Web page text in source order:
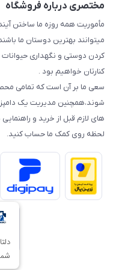
مختصری درباره فروشگاه
مأموریت همه روزه ما ساختن
میتوانند بهترین دوستان ما
کردن دوستی و نگهداری
کنارتان خواهیم بود .
سعی ما بر آن است که تمامی
شوند،همچنین مدیریت یک
های لازم قبل از خرید و
لحظه روی کمک ما حساب کنید.